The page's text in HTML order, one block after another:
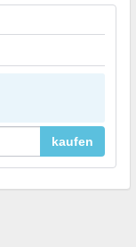
kaufen